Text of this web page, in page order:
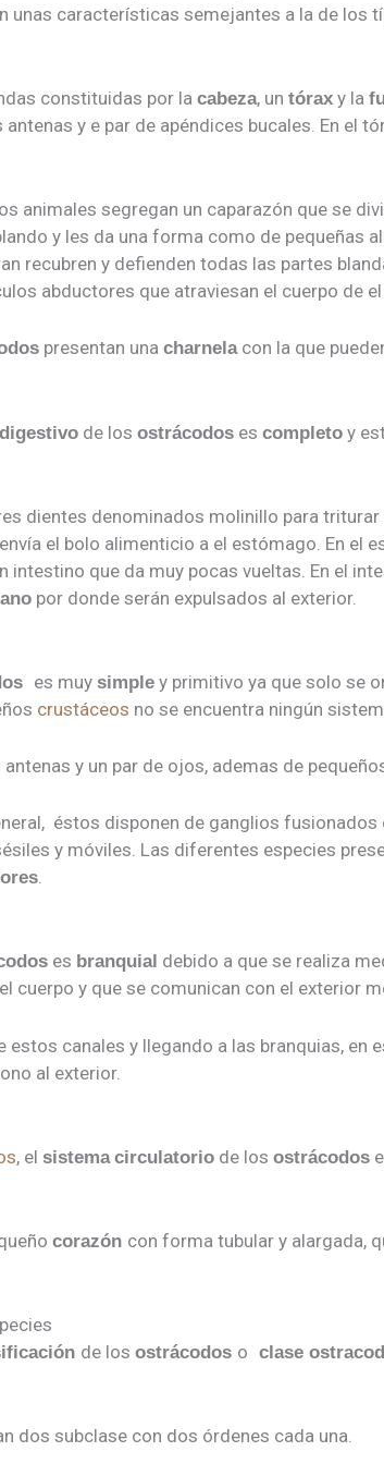
unas características semejantes a la de los
constituidas por la cabeza, un tórax y la
y e par de apéndices bucales. En el
animales segregan un caparazón que se
y les da una forma como de pequeñas
recubren y defienden todas las partes
abductores que atraviesan el cuerpo de
presentan una charnelacon la que
de los ostrácodos es completo y
dientes denominados molinillo para
el bolo alimenticio a el estómago. En el
intestino que da muy pocas vueltas. En el
ano por donde serán expulsados al exterior.
es muy simple y primitivo ya que solo se
crustáceos no se encuentra ningún
y un par de ojos, ademas de
éstos disponen de ganglios
y móviles. Las diferentes especies
.
es branquial debido a que se realiza
cuerpo y que se comunican con el exterior
estos canales y llegando a las branquias,
al exterior.
, el sistema circulatorio de los ostrácodos
corazón con forma tubular y alargada,
de los ostrácodos o clase
dos subclase con dos órdenes cada una.